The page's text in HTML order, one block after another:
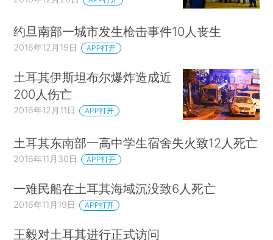
约旦南部一城市发生枪击事件10人丧生
2016年12月19日 APP打开
土耳其伊斯坦布尔爆炸造成近
200人伤亡
2016年12月11日 APP打开
土耳其东南部一高中学生宿舍失火致12人死亡
2016年11月30日 APP打开
一难民船在土耳其海域沉没致6人死亡
2016年11月19日 APP打开
王毅对土耳其进行正式访问